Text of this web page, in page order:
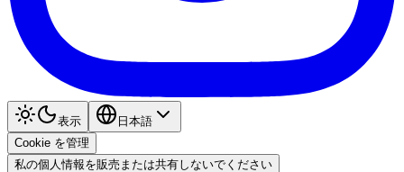
表示
日本語
Cookie を管理
私の個人情報を販売または共有しないでください